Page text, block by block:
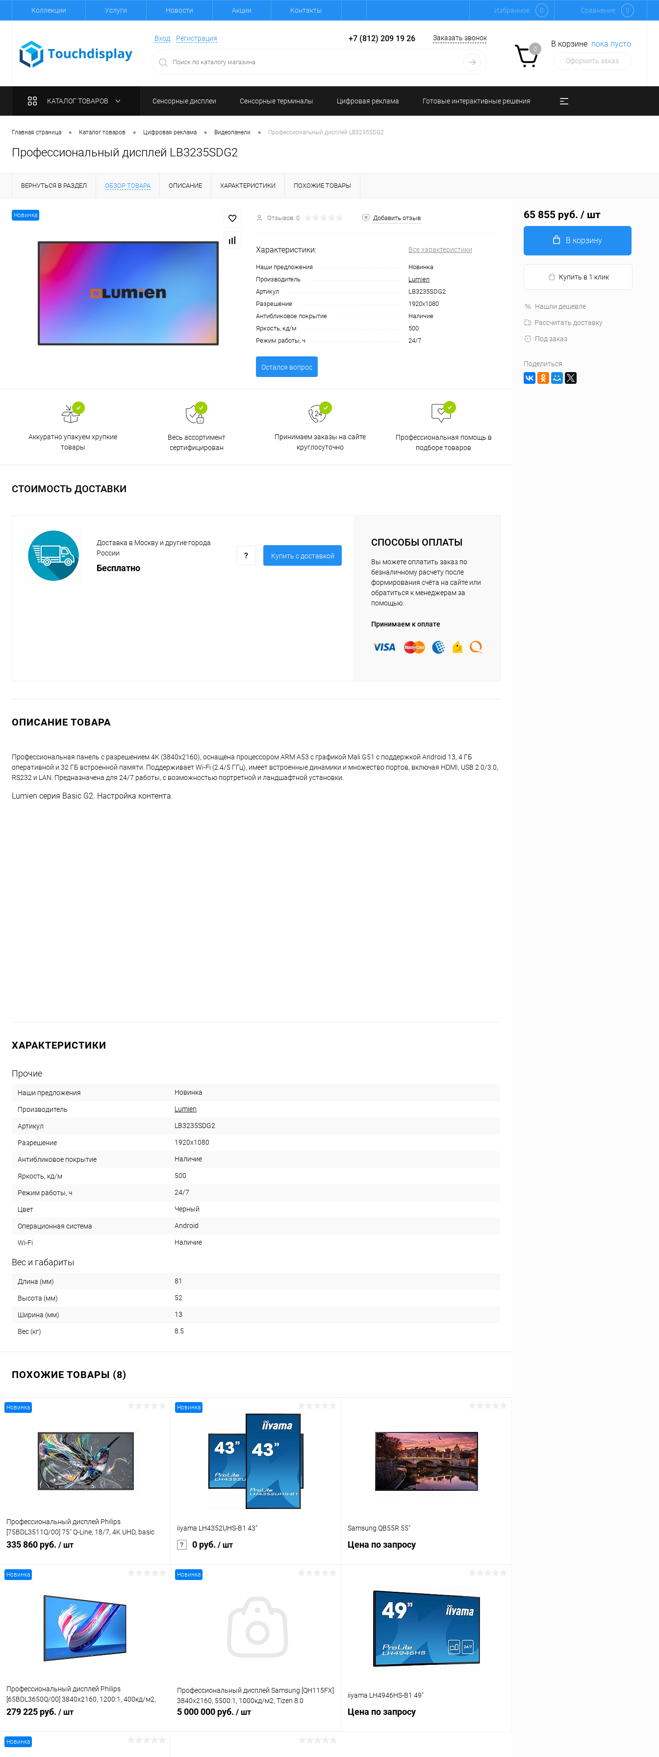
Коллекции Услуги Новости Акции Контакты Избранное 0 Сравнение 0
Вход Регистрация +7 (812) 209 19 26 Заказать звонок
0
В корзине пока пусто
Оформить заказ
КАТАЛОГ ТОВАРОВ Сенсорные дисплеи Сенсорные терминалы Цифровая реклама Готовые интерактивные решения
Главная страница • Каталог товаров • Цифровая реклама • Видеопанели • Профессиональный дисплей LB3235SDG2
Профессиональный дисплей LB3235SDG2
ВЕРНУТЬСЯ В РАЗДЕЛ ОБЗОР ТОВАРА ОПИСАНИЕ ХАРАКТЕРИСТИКИ ПОХОЖИЕ ТОВАРЫ
Новинка Отзывов: 0 Добавить отзыв
Характеристики: Все характеристики
Наши предложения
Новинка
Производитель
Lumien
Артикул
LB3235SDG2
Разрешение
1920x1080
Антибликовое покрытие
Наличие
Яркость, кд/м
500
Режим работы, ч
24/7
Остался вопрос
Аккуратно упакуем хрупкие
товары
Весь ассортимент
сертифицирован
Принимаем заказы на сайте
круглосуточно
Профессиональная помощь в
подборе товаров
СТОИМОСТЬ ДОСТАВКИ
Доставка в Москву и другие города
России
Бесплатно
Купить c доставкой
СПОСОБЫ ОПЛАТЫ
Вы можете оплатить заказ по
безналичному расчету после
формирования счёта на сайте или
обратиться к менеджерам за
помощью.
Принимаем к оплате
ОПИСАНИЕ ТОВАРА
Профессиональная панель с разрешением 4K (3840x2160), оснащена процессором ARM A53 с графикой Mali G51 c поддержкой Android 13, 4 ГБ
оперативной и 32 ГБ встроенной памяти. Поддерживает Wi-Fi (2.4/5 ГГц), имеет встроенные динамики и множество портов, включая HDMI, USB 2.0/3.0,
RS232 и LAN. Предназначена для 24/7 работы, с возможностью портретной и ландшафтной установки.
Lumien серия Basic G2. Настройка контента.
ХАРАКТЕРИСТИКИ
Прочие
Наши предложения Новинка
Производитель Lumien
Артикул LB3235SDG2
Разрешение 1920x1080
Антибликовое покрытие Наличие
Яркость, кд/м 500
Режим работы, ч 24/7
Цвет Черный
Операционная система Android
Wi-Fi Наличие
Вес и габариты
Длина (мм) 81
Высота (мм) 52
Ширина (мм) 13
Вес (кг) 8.5
ПОХОЖИЕ ТОВАРЫ (8)
Новинка
Профессиональный дисплей Philips
[75BDL3511Q/00] 75" Q-Line; 18/7, 4K UHD, basic
failover, USB auto play, CMND &Control, Smart
335 860 руб. / шт
Купить в 1 клик Сравнение
Под заказ
Новинка
iiyama LH4352UHS-B1 43"
0 руб. / шт
Samsung QB55R 55"
Цена по запросу
Запросить цену
В избранное Под заказ
Новинка
Профессиональный дисплей Philips
[65BDL3650Q/00] 3840х2160, 1200:1, 400кд/м2,
Android 10
279 225 руб. / шт
Новинка
Профессиональный дисплей Samsung [QH115FX]
3840х2160, 5500:1, 1000кд/м2, Tizen 8.0
5 000 000 руб. / шт
iiyama LH4946HS-B1 49"
Цена по запросу
Новинка
65 855 руб. / шт
В корзину
Купить в 1 клик
Нашли дешевле
Рассчитать доставку
Под заказ
Поделиться